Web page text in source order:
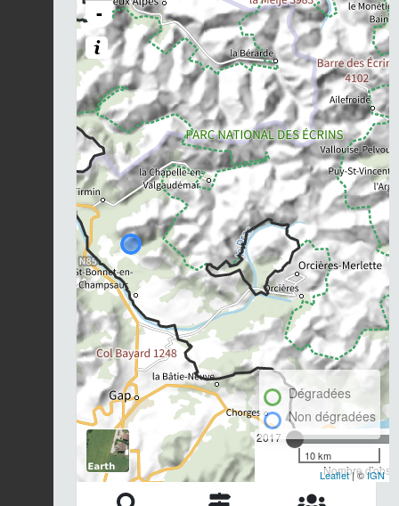
-
2017
Nombre
Dégradées
Non dégradées
10 km
Leaflet| ©IGN